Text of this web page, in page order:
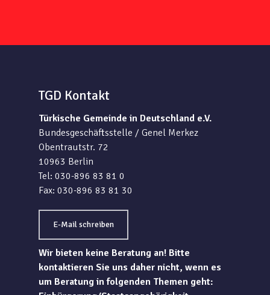
TGD Kontakt
Türkische Gemeinde in Deutschland e.V.
Bundesgeschäftsstelle / Genel Merkez
Obentrautstr. 72
10963 Berlin
Tel: 030-896 83 81 0
Fax: 030-896 83 81 30
E-Mail schreiben
Wir bieten keine Beratung an! Bitte
kontaktieren Sie uns daher nicht, wenn es
um Beratung in folgenden Themen geht: